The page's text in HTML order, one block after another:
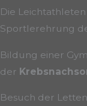
Die
Sportlerehrung
Bildung einer
der
Besuch der